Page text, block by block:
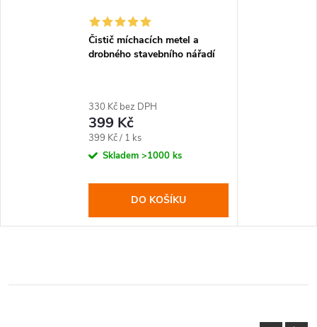
Čistič míchacích metel a
drobného stavebního nářadí
330 Kč bez DPH
399 Kč
Měrná
cena:
399 Kč / 1 ks
Skladem >1000 ks
DO KOŠÍKU